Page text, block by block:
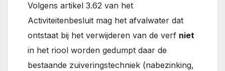
Volgens artikel 3.62 van het
Activiteitenbesluit mag het afvalwater dat
ontstaat bij het verwijderen van de verf niet
in het riool worden gedumpt daar de
bestaande zuiveringstechniek (nabezinking,